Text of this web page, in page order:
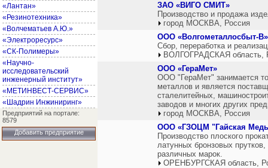
«Лантан»
«Резинотехника»
«Волчематьев А.Ю.»
«Электроресурс»
«СК-Полимеры»
«Научно-
исследовательский
инженерный институт»
«МЕТИНВЕСТ-СЕРВИС»
«Шадрин Инжиниринг»
Предприятий на портале:
8579
Добавить предприятие
ЗАО «ВИГО СМИТ»
Производство и продажа
город МОСКВА, Россия
ООО «Волгометаллосбыт-В»
Сбор, переработка и
ВОЛГОГРАДСКАЯ область,
ООО «ГераМет»
ООО "ГераМет" занимается
металлов и является
сталелитейных,
заводов и многих других
город МОСКВА, Россия
ООО «ГЗОЦМ "Гайская
Производство плоского
латунных бронзовых
различных марок.
ОРЕНБУРГСКАЯ область,